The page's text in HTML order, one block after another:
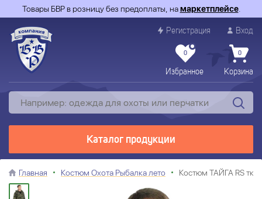
Товары БВР в розницу без предоплаты, намаркетплейсе.
Регистрация Вход
0
Избранное
0
Корзина
Каталог продукции
Главная Костюм Охота Рыбалка лето Костюм ТАЙГА RS